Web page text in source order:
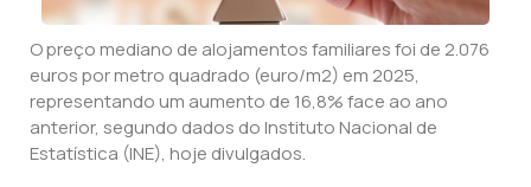
O preço mediano de alojamentos familiares foi de 2.076
euros por metro quadrado (euro/m2) em 2025,
representando um aumento de 16,8% face ao ano
anterior, segundo dados do Instituto Nacional de
Estatística (INE), hoje divulgados.